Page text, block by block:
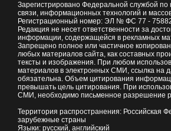
Зарегистрировано Федеральной службой по
связи, информационных технологий и
Регистрационный номер: ЭЛ № ФС 77 -
Редакция не несет ответственности за
информации, содержащейся в рекламных
Запрещено полное или частичное
любых материалов сайта, как составных
тексты и изображения. При любом
материалов в электронных СМИ, ссылка на
обязательна. Объем цитирования
превышать цель цитирования. При
СМИ, необходимо письменное разрешение
Территория распространения: Российская
зарубежные страны
Языки: русский, английский